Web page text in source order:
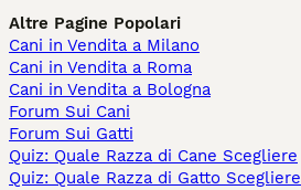
Altre Pagine Popolari
Cani in Vendita a Milano
Cani in Vendita a Roma
Cani in Vendita a Bologna
Forum Sui Cani
Forum Sui Gatti
Quiz: Quale Razza di Cane Scegliere
Quiz: Quale Razza di Gatto Scegliere